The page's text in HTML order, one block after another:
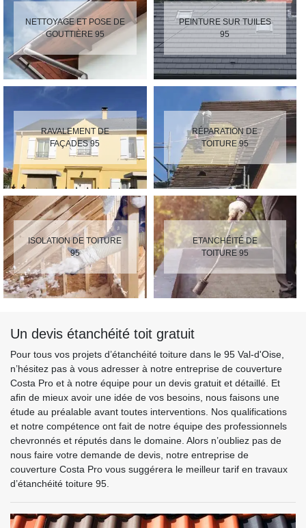
NETTOYAGE ET POSE DE
GOUTTIÈRE 95
PEINTURE SUR TUILES
95
RAVALEMENT DE
FAÇADES 95
RÉPARATION DE
TOITURE 95
ISOLATION DE TOITURE
95
ETANCHÉITÉ DE
TOITURE 95
Un devis étanchéité toit gratuit
Pour tous vos projets d’étanchéité toiture dans le 95 Val-d'Oise,
n’hésitez pas à vous adresser à notre entreprise de couverture
Costa Pro et à notre équipe pour un devis gratuit et détaillé. Et
afin de mieux avoir une idée de vos besoins, nous faisons une
étude au préalable avant toutes interventions. Nos qualifications
et notre compétence ont fait de notre équipe des professionnels
chevronnés et réputés dans le domaine. Alors n’oubliez pas de
nous faire votre demande de devis, notre entreprise de
couverture Costa Pro vous suggérera le meilleur tarif en travaux
d’étanchéité toiture 95.